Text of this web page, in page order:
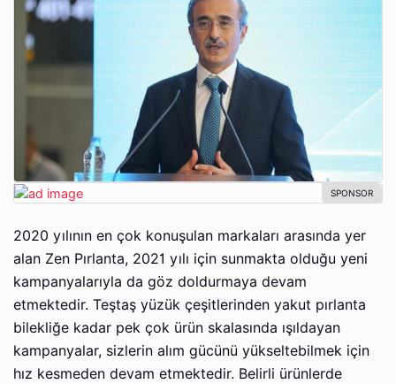
2020 yılının en çok konuşulan markaları arasında yer
alan Zen Pırlanta, 2021 yılı için sunmakta olduğu yeni
kampanyalarıyla da göz doldurmaya devam
etmektedir. Teştaş yüzük çeşitlerinden yakut pırlanta
bilekliğe kadar pek çok ürün skalasında ışıldayan
kampanyalar, sizlerin alım gücünü yükseltebilmek için
hız kesmeden devam etmektedir. Belirli ürünlerde